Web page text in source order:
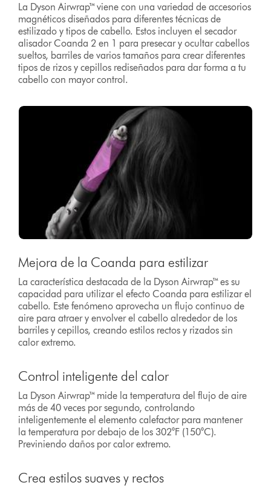
La Dyson Airwrap™ viene con una variedad de accesorios
magnéticos diseñados para diferentes técnicas de
estilizado y tipos de cabello. Estos incluyen el secador
alisador Coanda 2 en 1 para presecar y ocultar cabellos
sueltos, barriles de varios tamaños para crear diferentes
tipos de rizos y cepillos rediseñados para dar forma a tu
cabello con mayor control.
Mejora de la Coanda para estilizar
La característica destacada de la Dyson Airwrap™ es su
capacidad para utilizar el efecto Coanda para estilizar el
cabello. Este fenómeno aprovecha un flujo continuo de
aire para atraer y envolver el cabello alrededor de los
barriles y cepillos, creando estilos rectos y rizados sin
calor extremo.
Control inteligente del calor
La Dyson Airwrap™ mide la temperatura del flujo de aire
más de 40 veces por segundo, controlando
inteligentemente el elemento calefactor para mantener
la temperatura por debajo de los 302°F (150°C).
Previniendo daños por calor extremo.
Crea estilos suaves y rectos